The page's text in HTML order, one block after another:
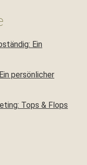
Ein
persönlicher
Tops & Flops